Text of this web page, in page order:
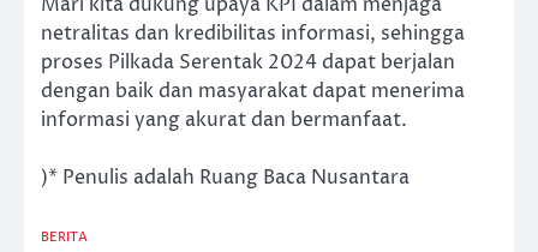
netralitas dan kredibilitas informasi, sehingga
proses Pilkada Serentak 2024 dapat berjalan
dengan baik dan masyarakat dapat menerima
informasi yang akurat dan bermanfaat.
)* Penulis adalah Ruang Baca Nusantara
BERITA